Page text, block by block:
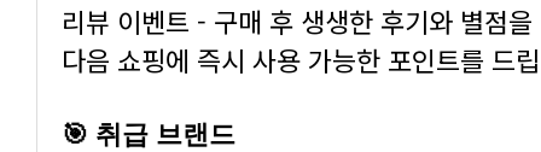
리뷰 이벤트 - 구매 후 생생한 후기와 별점
다음 쇼핑에 즉시 사용 가능한 포인트를 드
🎯 취급 브랜드